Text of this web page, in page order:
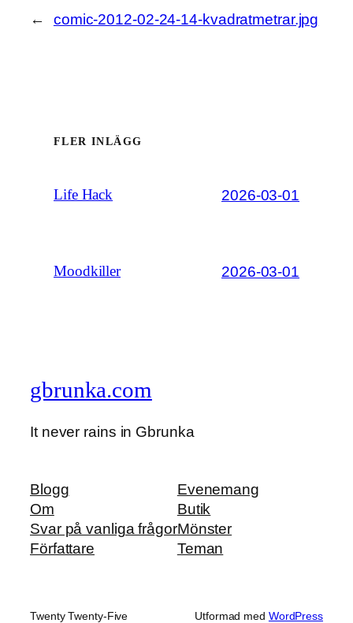
← comic-2012-02-24-14-kvadratmetrar.jpg
FLER INLÄGG
Life Hack 2026-03-01
Moodkiller 2026-03-01
gbrunka.com
It never rains in Gbrunka
Blogg
Om
Svar på vanliga frågor
Författare
Evenemang
Butik
Mönster
Teman
Twenty Twenty-Five Utformad med WordPress